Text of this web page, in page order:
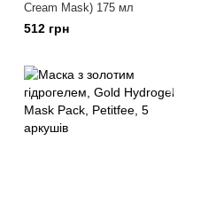
Cream Mask) 175 мл
512 грн